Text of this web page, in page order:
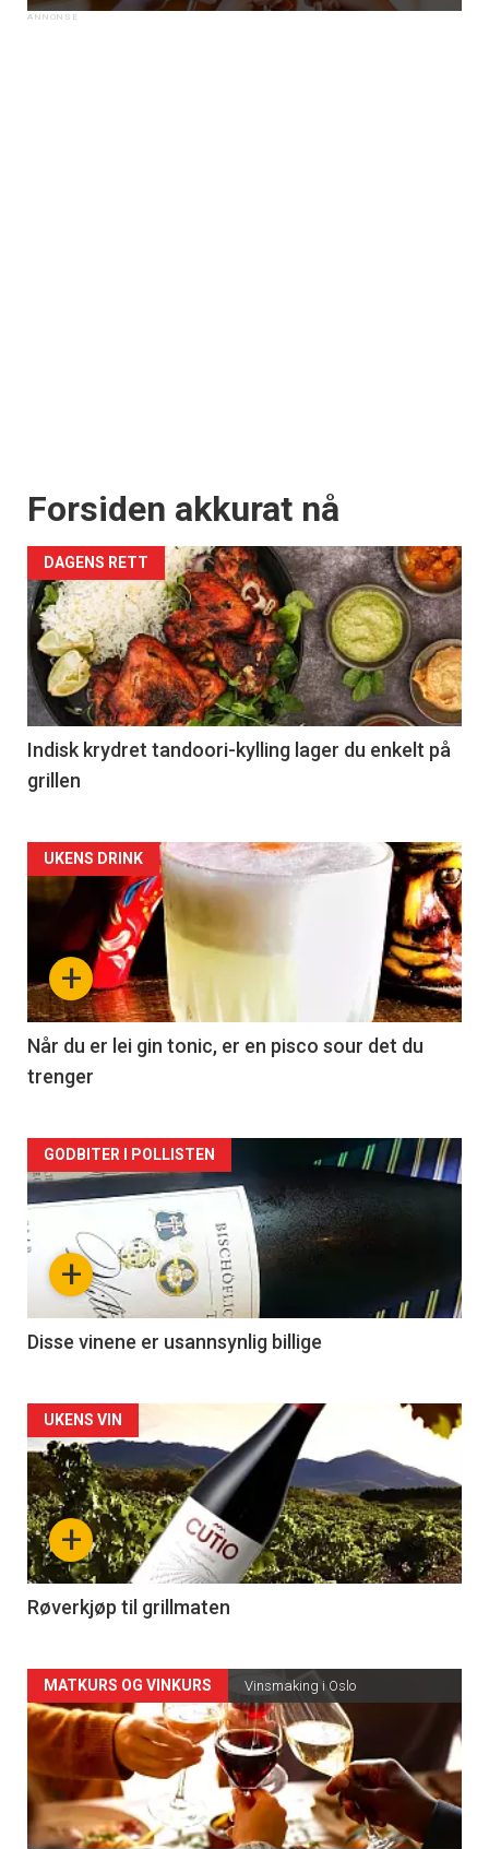
Forsiden akkurat nå
DAGENS RETT
Indisk krydret tandoori-kylling lager du enkelt på
grillen
Forsiden
akkurat
nå
-
2
+
UKENS DRINK
Når du er lei gin tonic, er en pisco sour det du
trenger
Forsiden
akkurat
nå
3
+
GODBITER I POLLISTEN
Disse vinene er usannsynlig billige
Forsiden
akkurat
nå
-
4
+
UKENS VIN
Røverkjøp til grillmaten
Forsiden
akkurat
nå
-
MATKURS OG VINKURS Vinsmaking i Oslo